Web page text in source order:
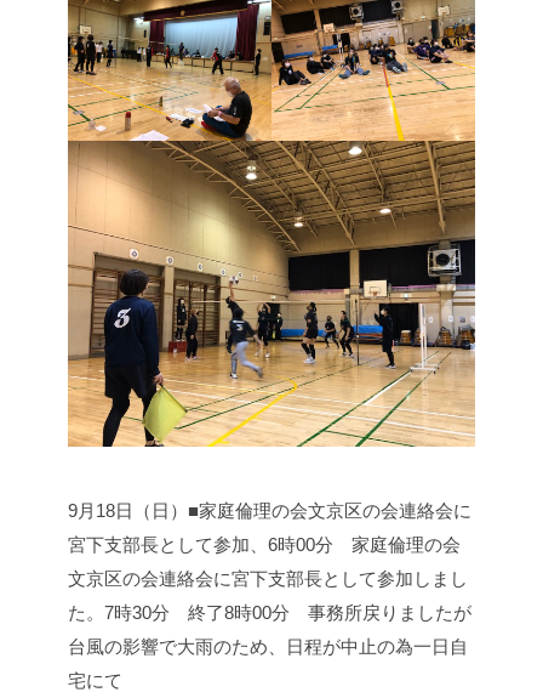
9月18日（日）■家庭倫理の会文京区の会連絡会に
宮下支部長として参加、 6時00分 家庭倫理の会
文京区の会連絡会に宮下支部長として参加しまし
た。 7時30分 終了8時00分 事務所戻りましたが
台風の影響で大雨のため、日程が中止の為一日自
宅にて